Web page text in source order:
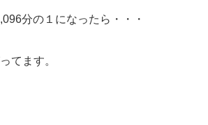
分の１になったら・・・
てます。